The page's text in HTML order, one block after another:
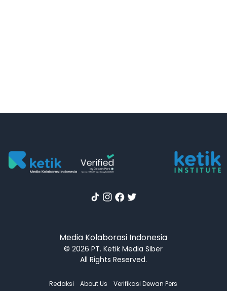
Media Kolaborasi Indonesia
© 2026 PT. Ketik Media Siber
All Rights Reserved.
Redaksi About Us Verifikasi Dewan Pers